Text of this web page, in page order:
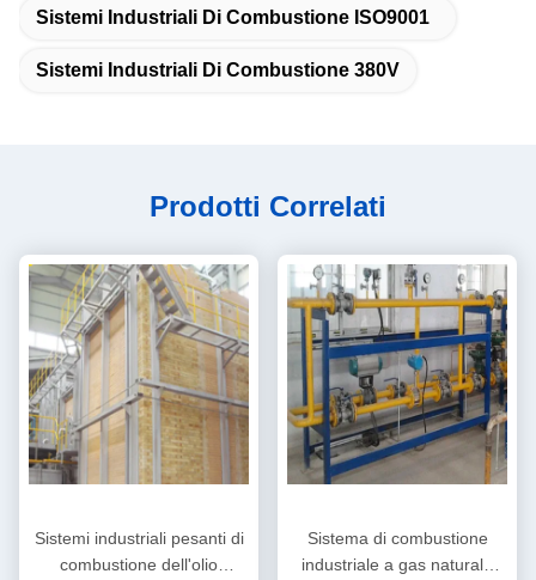
Sistemi Industriali Di Combustione ISO9001
Sistemi Industriali Di Combustione 380V
Prodotti Correlati
Sistemi industriali pesanti di
combustione dell'olio
Sistema di combustione
industriale a gas naturale